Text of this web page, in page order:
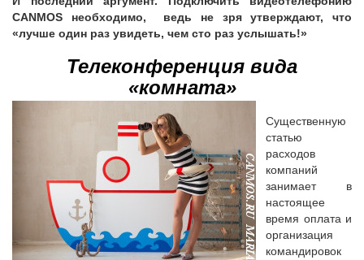
CANMOS необходимо, ведь не зря утверждают, что
«лучше один раз увидеть, чем сто раз услышать!»
Телеконференция вида
«комната»
Существенную
статью
расходов
компаний
занимает в
настоящее
время оплата и
организация
командировок